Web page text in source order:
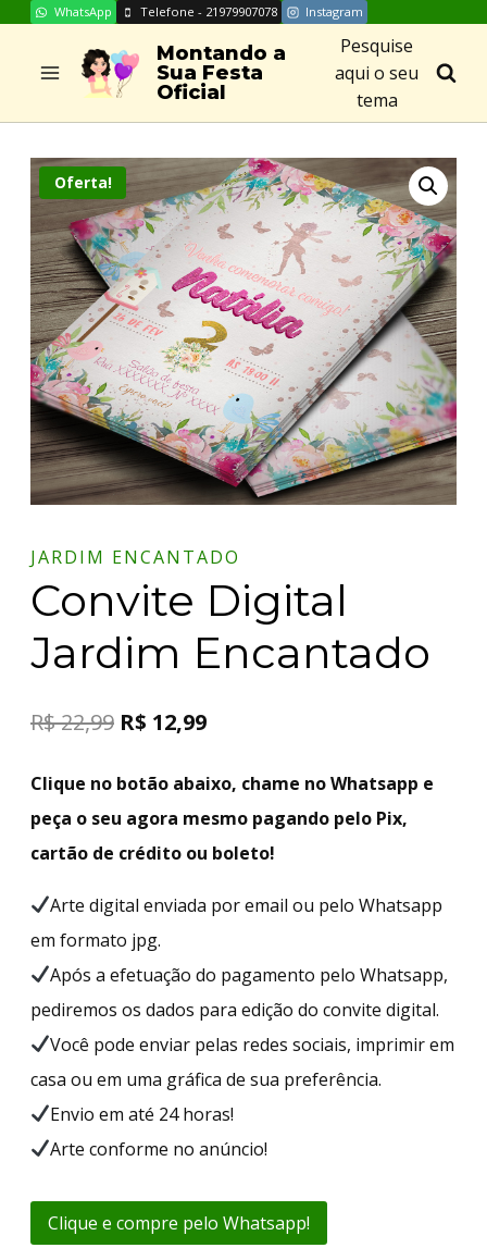
Skip
content
WhatsApp Telefone - 21979907078 Instagram
Montando a
Sua Festa
Oficial
Pesquise
aqui o seu
tema
Oferta!
JARDIM ENCANTADO
Convite Digital
Jardim Encantado
R$22,99 R$ 12,99
Clique no botão abaixo, chame no Whatsapp e
peça o seu agora mesmo pagando pelo Pix,
cartão de crédito ou boleto!
Arte digital enviada por email ou pelo Whatsapp
em formato jpg.
Após a efetuação do pagamento pelo Whatsapp,
pediremos os dados para edição do convite digital.
Você pode enviar pelas redes sociais, imprimir em
casa ou em uma gráfica de sua preferência.
Envio em até 24 horas!
Arte conforme no anúncio!
Clique e compre pelo Whatsapp!